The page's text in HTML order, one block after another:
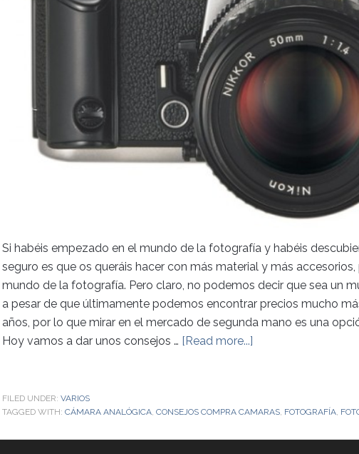
Si habéis empezado en el mundo de la fotografía y habéis
seguro es que os queráis hacer con más material y más
mundo de la fotografía. Pero claro, no podemos decir que sea un
a pesar de que últimamente podemos encontrar precios mucho
años, por lo que mirar en el mercado de segunda mano es una
Hoy vamos a dar unos consejos … [Read more...]
FILED UNDER: VARIOS
TAGGED WITH: CÁMARA ANALÓGICA CONSEJOS COMPRA CAMARAS FOTOGRAFÍA